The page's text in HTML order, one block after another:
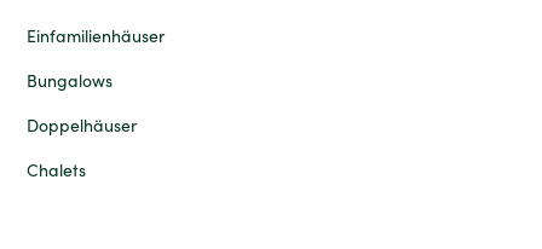
Einfamilienhäuser
Bungalows
Doppelhäuser
Chalets